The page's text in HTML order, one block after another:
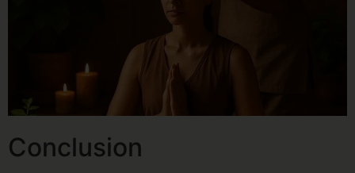
Conclusion